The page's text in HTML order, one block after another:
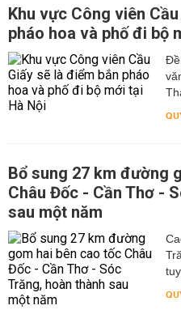
Khu vực Công viên
pháo hoa và phố đi bộ
Đề
Bổ sung 27 km đường
Châu Đốc - Cần Thơ -
sau một năm